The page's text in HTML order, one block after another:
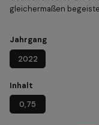
gleichermaßen
Jahrgang
2022
Inhalt
0,75